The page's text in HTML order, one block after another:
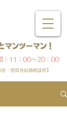
谷・世田谷結婚相談所】
マンツーマン！
｜11：00～20：00